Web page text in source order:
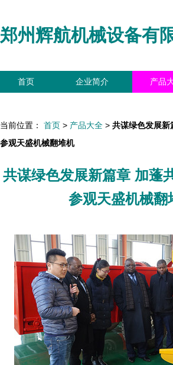
郑州辉航机械设备有
首页 企业简介 产品
当前位置： 首页 > 产品大全 > 共谋绿色发展新
参观天盛机械翻堆机
共谋绿色发展新篇章 加蓬
参观天盛机械翻